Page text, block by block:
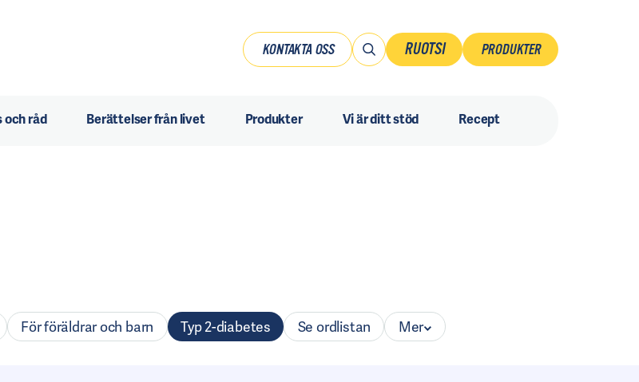
KONTAKTA OSS RUOTSI
Ruotsi
PRODUKTER
och råd Berättelser från livet Produkter Vi är ditt stöd Recept
För föräldrar och barn Typ 2-diabetes Se ordlistan Mer